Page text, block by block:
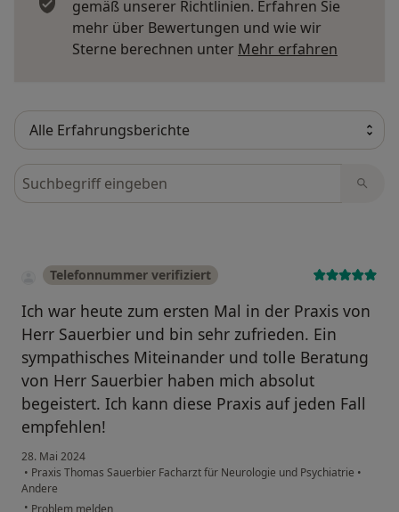
gemäß unserer Richtlinien. Erfahren Sie
mehr über Bewertungen und wie wir
Sterne berechnen unter Mehr erfahren
Bewertungen durchsuchen
Telefonnummer verifiziert
Ich war heute zum ersten Mal in der Praxis von
Herr Sauerbier und bin sehr zufrieden. Ein
sympathisches Miteinander und tolle Beratung
von Herr Sauerbier haben mich absolut
begeistert. Ich kann diese Praxis auf jeden Fall
empfehlen!
28. Mai 2024
• Praxis Thomas Sauerbier Facharzt für Neurologie und Psychiatrie •
Andere
•